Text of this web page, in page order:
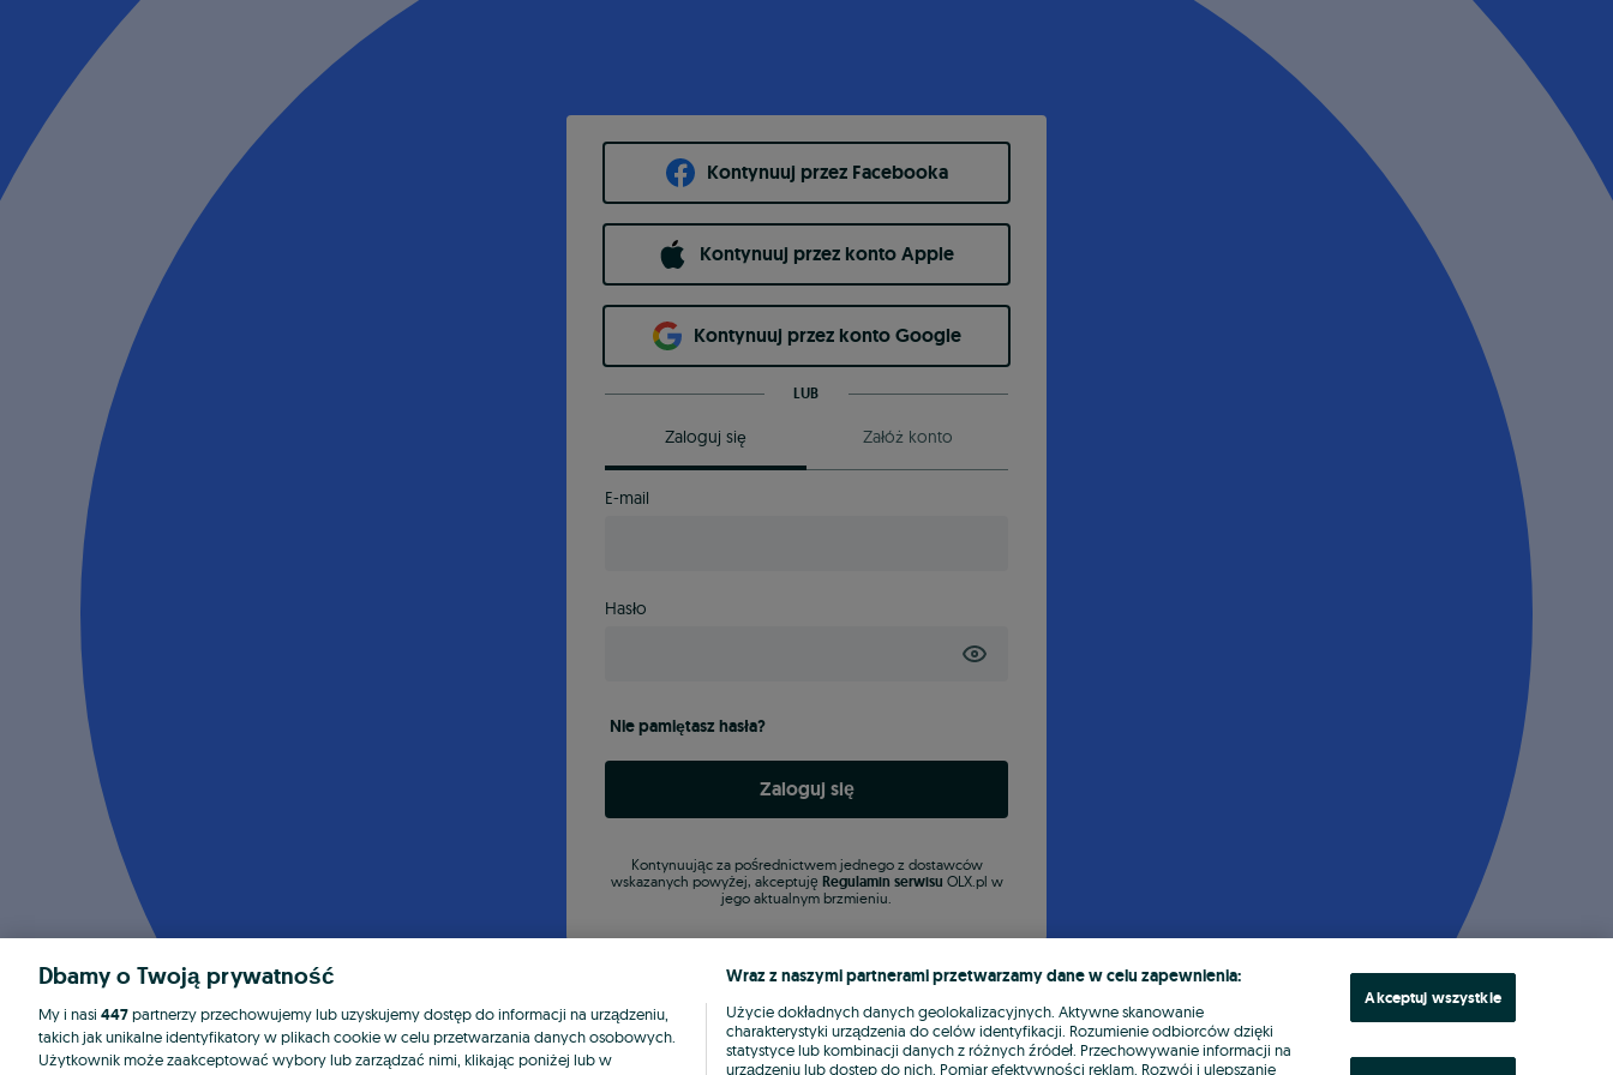
Kontynuuj przez Facebooka
Kontynuuj przez konto Apple
Kontynuuj przez konto Google
LUB
Zaloguj się Załóż konto
E-mail
Hasło
Nie pamiętasz hasła?
Zaloguj się
Kontynuując za pośrednictwem jednego z dostawców
wskazanych powyżej, akceptuję Regulamin serwisu OLX.pl w
jego aktualnym brzmieniu.
Dbamy o Twoją prywatność
My i nasi 447partnerzy przechowujemy lub uzyskujemy dostęp do informacji na urządzeniu,
takich jak unikalne identyfikatory w plikach cookie w celu przetwarzania danych osobowych.
Użytkownik może zaakceptować wybory lub zarządzać nimi, klikając poniżej lub w
Wraz z naszymi partnerami przetwarzamy dane w celu zapewnienia:
Użycie dokładnych danych geolokalizacyjnych. Aktywne skanowanie
charakterystyki urządzenia do celów identyfikacji. Rozumienie odbiorców dzięki
statystyce lub kombinacji danych z różnych źródeł. Przechowywanie informacji na
urządzeniu lub dostęp do nich. Pomiar efektywności reklam. Rozwój i ulepszanie
Akceptuj wszystkie